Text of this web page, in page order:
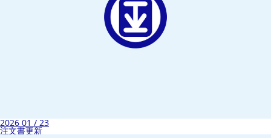
2026 01 / 23
注文書更新